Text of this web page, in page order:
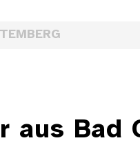
aus Bad